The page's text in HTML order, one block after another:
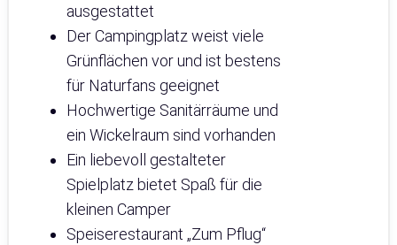
ausgestattet
Der Campingplatz weist viele
Grünflächen vor und ist bestens
für Naturfans geeignet
Hochwertige Sanitärräume und
ein Wickelraum sind vorhanden
Ein liebevoll gestalteter
Spielplatz bietet Spaß für die
kleinen Camper
Speiserestaurant „Zum Pflug“